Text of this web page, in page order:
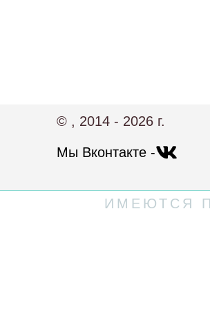
© , 2014 - 2026 г.
Мы Вконтакте -
ИМЕЮТСЯ